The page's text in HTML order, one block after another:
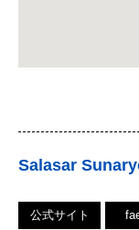
Salasar
公式サイト